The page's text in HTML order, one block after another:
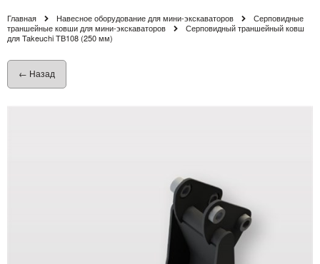
Главная Навесное оборудование для мини-экскаваторов
Серповидные
траншейные ковши для мини-экскаваторов
Серповидный траншейный ковш
для Takeuchi TB108 (250 мм)
← Назад